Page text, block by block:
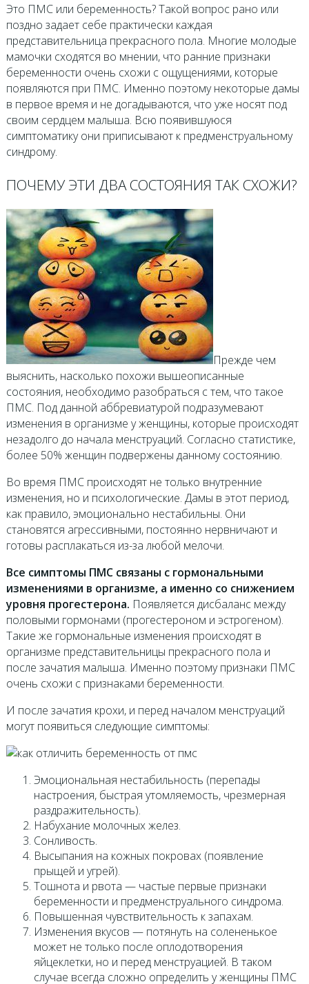
Это ПМС или беременность? Такой вопрос рано или
поздно задает себе практически каждая
представительница прекрасного пола. Многие молодые
мамочки сходятся во мнении, что ранние признаки
беременности очень схожи с ощущениями, которые
появляются при ПМС. Именно поэтому некоторые дамы
в первое время и не догадываются, что уже носят под
своим сердцем малыша. Всю появившуюся
симптоматику они приписывают к предменструальному
синдрому.
ПОЧЕМУ ЭТИ ДВА СОСТОЯНИЯ ТАК СХОЖИ?
Прежде чем
выяснить, насколько похожи вышеописанные
состояния, необходимо разобраться с тем, что такое
ПМС. Под данной аббревиатурой подразумевают
изменения в организме у женщины, которые происходят
незадолго до начала менструаций. Согласно статистике,
более 50% женщин подвержены данному состоянию.
Во время ПМС происходят не только внутренние
изменения, но и психологические. Дамы в этот период,
как правило, эмоционально нестабильны. Они
становятся агрессивными, постоянно нервничают и
готовы расплакаться из-за любой мелочи.
Все симптомы ПМС связаны с гормональными
изменениями в организме, а именно со снижением
уровня прогестерона. Появляется дисбаланс между
половыми гормонами (прогестероном и эстрогеном).
Такие же гормональные изменения происходят в
организме представительницы прекрасного пола и
после зачатия малыша. Именно поэтому признаки ПМС
очень схожи с признаками беременности.
И после зачатия крохи, и перед началом менструаций
могут появиться следующие симптомы:
Эмоциональная нестабильность (перепады
настроения, быстрая утомляемость, чрезмерная
раздражительность).
Набухание молочных желез.
Сонливость.
Высыпания на кожных покровах (появление
прыщей и угрей).
Тошнота и рвота — частые первые признаки
беременности и предменструального синдрома.
Повышенная чувствительность к запахам.
Изменения вкусов — потянуть на солененькое
может не только после оплодотворения
яйцеклетки, но и перед менструацией. В таком
случае всегда сложно определить у женщины ПМС